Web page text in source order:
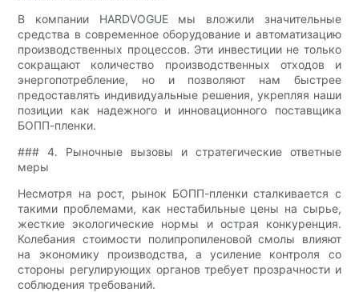
В компании HARDVOGUE мы вложили значительные
средства в современное оборудование и автоматизацию
производственных процессов. Эти инвестиции не только
сокращают количество производственных отходов и
энергопотребление, но и позволяют нам быстрее
предоставлять индивидуальные решения, укрепляя наши
позиции как надежного и инновационного поставщика
БОПП-пленки.
### 4. Рыночные вызовы и стратегические ответные
меры
Несмотря на рост, рынок БОПП-пленки сталкивается с
такими проблемами, как нестабильные цены на сырье,
жесткие экологические нормы и острая конкуренция.
Колебания стоимости полипропиленовой смолы влияют
на экономику производства, а усиление контроля со
стороны регулирующих органов требует прозрачности и
соблюдения требований.